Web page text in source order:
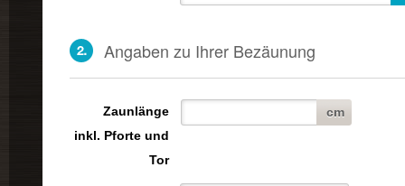
Angaben zu Ihrer Bezäunung
Zaunlänge
inkl. Pforte und
Tor
cm